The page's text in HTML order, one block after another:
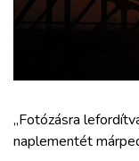
ZÖLDÚT
BLOG
„Fotózásra
naplementét